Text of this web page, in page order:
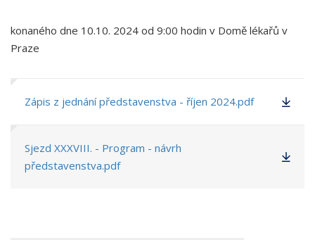
konaného dne 10.10. 2024 od 9:00 hodin v Domě lékařů v
Praze
Zápis z jednání představenstva - říjen 2024.pdf
Sjezd XXXVIII. - Program - návrh
představenstva.pdf